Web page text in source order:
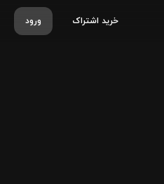
ورود خرید اشتراک